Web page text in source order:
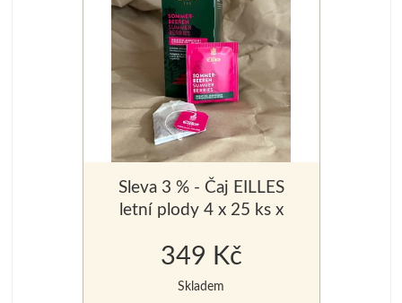
Sleva 3 % - Čaj EILLES
letní plody 4 x 25 ks x
349 Kč
Skladem